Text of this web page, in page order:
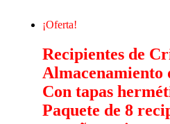
¡Oferta!
Recipientes de
Almacenamiento
Con tapas
Paquete de 8